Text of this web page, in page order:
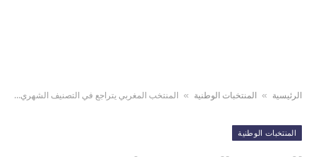
الرئيسية » المنتخبات الوطنية » المنتخب المغربي يتراجع في التصنيف الشهري للفيفا
المنتخبات الوطنية